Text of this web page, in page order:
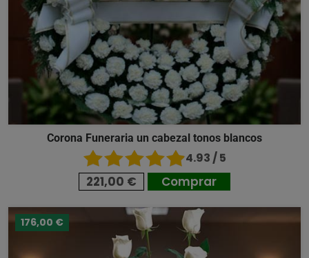
Corona Funeraria un cabezal tonos blancos
4.93 / 5
221,00 € Comprar
176,00 €